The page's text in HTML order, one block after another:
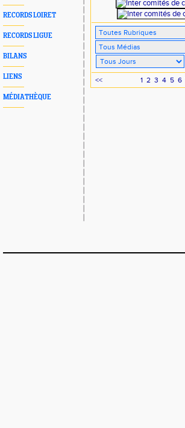
RECORDS LOIRET
RECORDS LIGUE
BILANS
LIENS
MÉDIATHÈQUE
<< 1 2 3 4 5 6